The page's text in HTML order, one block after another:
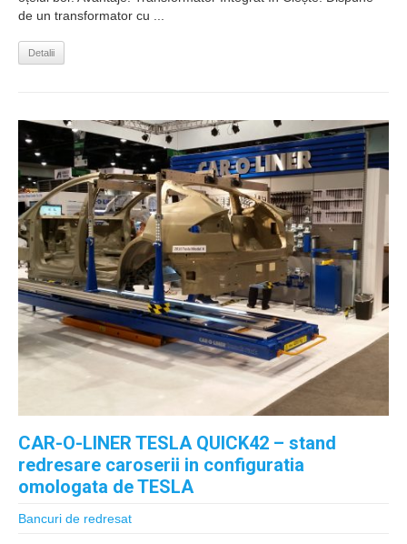
de un transformator cu ...
Detalii
CAR-O-LINER TESLA QUICK42 – stand
redresare caroserii in configuratia
omologata de TESLA
Bancuri de redresat